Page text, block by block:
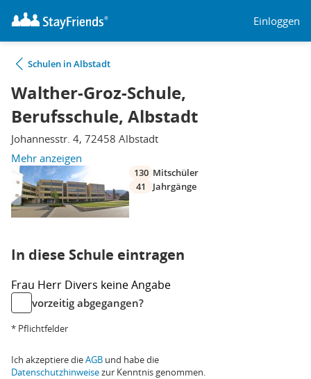
Einloggen
Schulen in Albstadt
Walther-Groz-Schule,
Berufsschule, Albstadt
Johannesstr. 4, 72458 Albstadt
Mehr anzeigen
130 Mitschüler
41
Jahrgänge
In diese Schule eintragen
Frau Herr Divers keine Angabe
vorzeitig abgegangen?
* Pflichtfelder
Ich akzeptiere dieAGB und habe die
Datenschutzhinweisezur Kenntnis genommen.